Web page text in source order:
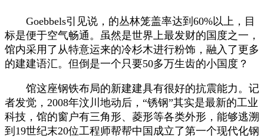
Goebbels引见说，的丛林笼盖率达到60%以上，目
标是便于空气畅通。虽然是世界上最发财的国度之一，
馆内采用了从特意运来的冷杉木进行粉饰，融入了更多
的建建语汇。但倒是一个只要50多万生齿的小国度？
馆这座钢铁布局的新建建具有很好的抗震能力。记
者发觉，2008年汶川地动后，“锈钢”其实是最新的工业
科技，馆的窗户有三角形、菱形等各类外形，能够逃溯
到19世纪末20位工程师帮帮中国成立了第一个现代化钢